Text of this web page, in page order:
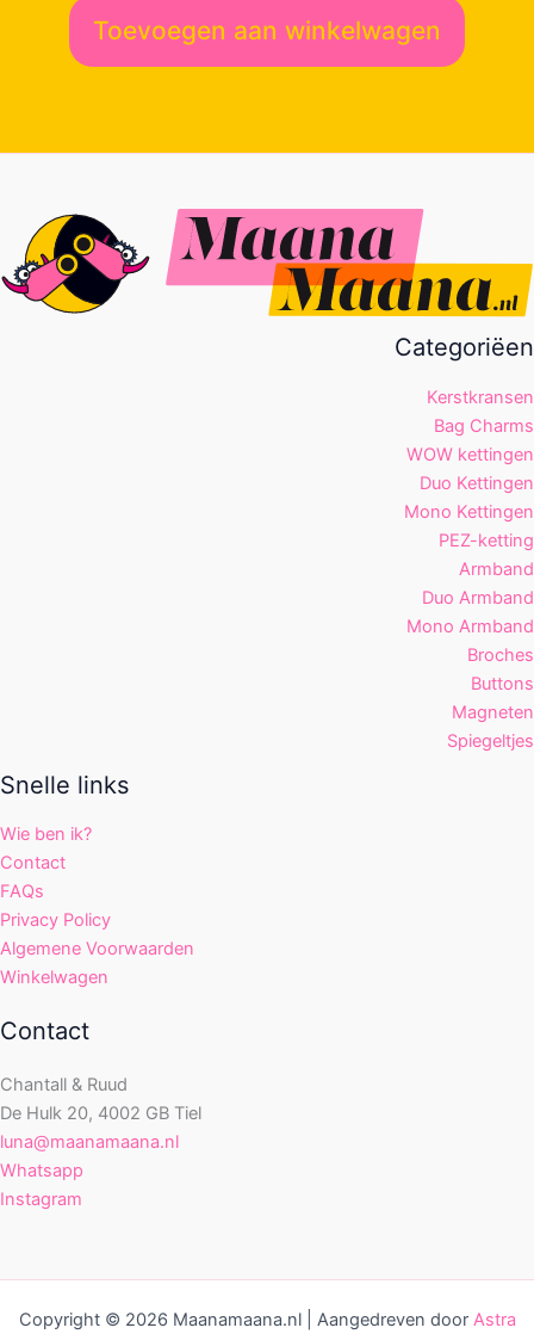
Toevoegen aan winkelwagen
Categoriëen
Kerstkransen
Bag Charms
WOW kettingen
Duo Kettingen
Mono Kettingen
PEZ-ketting
Armband
Duo Armband
Mono Armband
Broches
Buttons
Magneten
Spiegeltjes
Snelle links
Wie ben ik?
Contact
FAQs
Privacy Policy
Algemene Voorwaarden
Winkelwagen
Contact
Chantall & Ruud
De Hulk 20, 4002 GB Tiel
luna@maanamaana.nl
Whatsapp
Instagram
Copyright © 2026 Maanamaana.nl | Aangedreven door Astra